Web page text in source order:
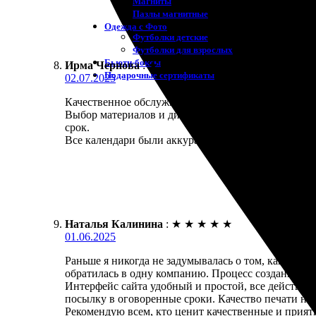
Пазлы магнитные
Одежда с Фото
Футболки детские
Футболки для взрослых
Бьюти-боксы
Подарочные сертификаты
Ирма Чернова : ★
02.07.2025
Качественное обслуживание и отличная
Выбор материалов и дизайна радует
срок.
Все календари были аккуратно упакованы,
Наталья Калинина : ★ ★ ★ ★ ★
01.06.2025
Раньше я никогда не задумывалась о том, как
обратилась в одну компанию. Процесс создания
Интерфейс сайта удобный и простой, все
посылку в оговоренные сроки. Качество печати на
Рекомендую всем, кто ценит качественные и